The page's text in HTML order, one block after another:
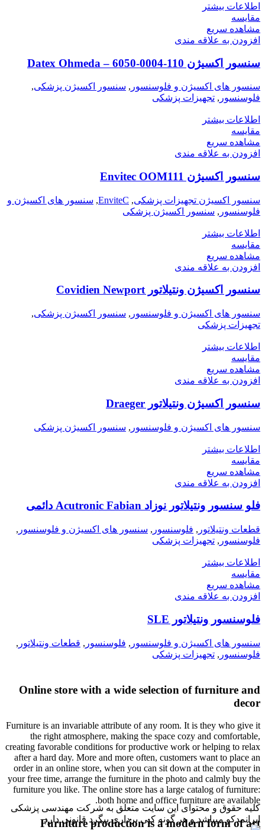
اطلاعات بیشتر
مقایسه
مشاهده سریع
افزودن به علاقه مندی
سنسور اکسیژن Datex Ohmeda – 6050-0004-110
سنسور های اکسیژن و فلوسنسور , سنسور اکسیژن پزشکی,
فلوسنسور , تجهیزات پزشکی
اطلاعات بیشتر
مقایسه
مشاهده سریع
افزودن به علاقه مندی
سنسور اکسیژن Envitec OOM111
سنسور اکسیژن تجهیزات پزشکی,
EnviteC
, سنسور های اکسیژن و
فلوسنسور , سنسور اکسیژن پزشکی
اطلاعات بیشتر
مقایسه
مشاهده سریع
افزودن به علاقه مندی
سنسور اکسیژن ونتیلاتور Covidien Newport
سنسور های اکسیژن و فلوسنسور , سنسور اکسیژن پزشکی,
تجهیزات پزشکی
اطلاعات بیشتر
مقایسه
مشاهده سریع
افزودن به علاقه مندی
سنسور اکسیژن ونتیلاتور Draeger
سنسور های اکسیژن و فلوسنسور , سنسور اکسیژن پزشکی
اطلاعات بیشتر
مقایسه
مشاهده سریع
افزودن به علاقه مندی
فلو سنسور ونتیلاتور نوزاد Acutronic Fabian دائمی
قطعات ونتیلاتور , فلوسنسور , سنسور های اکسیژن و فلوسنسور ,
فلوسنسور , تجهیزات پزشکی
اطلاعات بیشتر
مقایسه
مشاهده سریع
افزودن به علاقه مندی
فلوسنسور ونتیلاتور SLE
سنسور های اکسیژن و فلوسنسور , فلوسنسور , قطعات ونتیلاتور ,
فلوسنسور , تجهیزات پزشکی
Online store with a wide selection of furniture and
decor
Furniture is an invariable attribute of any room. It is they who give it
the right atmosphere, making the space cozy and comfortable,
creating favorable conditions for productive work or helping to relax
after a hard day. More and more often, customers want to place an
order in an online store, when you can sit down at the computer in
your free time, arrange the furniture in the photo and calmly buy the
furniture you like. The online store has a large catalog of furniture:
both home and office furniture are available.
Furniture production is a modern form of art
کلیه حقوق و محتوای این سایت متعلق به شرکت مهندسی پزشکی
ایرانمدکو میباشد و هر گونه کپی برداری پیگرد قانونی دارد.